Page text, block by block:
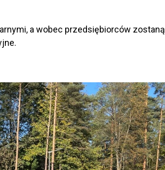
a wobec przedsiębiorców zostaną